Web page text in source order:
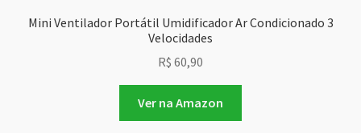
Mini Ventilador Portátil Umidificador Ar Condicionado 3
Velocidades
R$ 60,90
Ver na Amazon